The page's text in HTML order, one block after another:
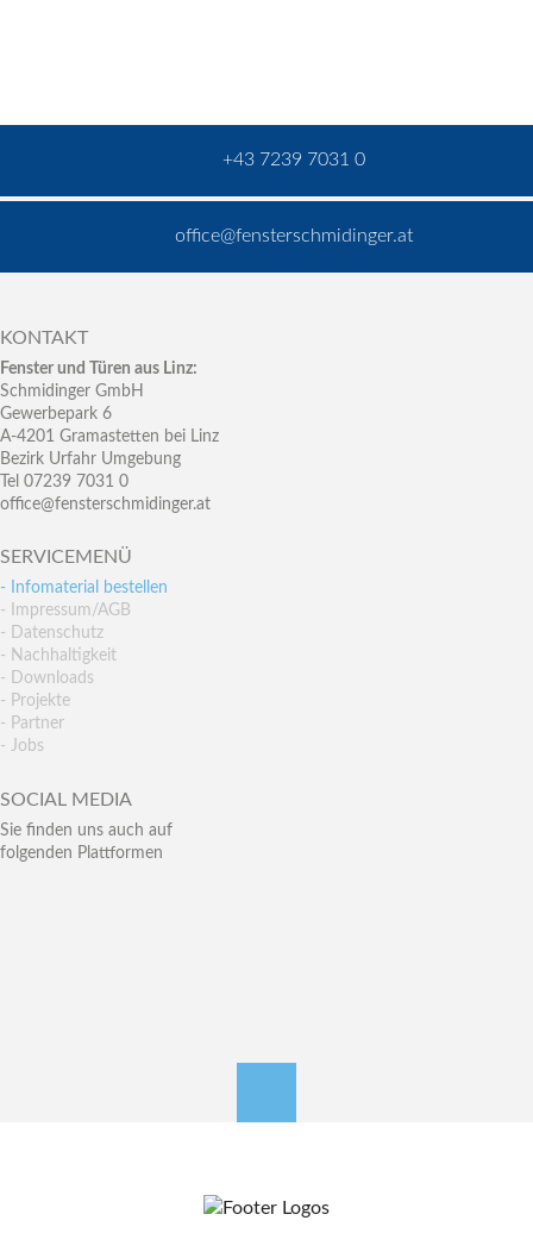
+43 7239 7031 0
office@fensterschmidinger.at
KONTAKT
Fenster und Türen aus Linz:
Schmidinger GmbH
Gewerbepark 6
A-4201 Gramastetten bei Linz
Bezirk Urfahr Umgebung
Tel 07239 7031 0
office@fensterschmidinger.at
SERVICEMENÜ
- Infomaterial bestellen
- Impressum/AGB
- Datenschutz
- Nachhaltigkeit
- Downloads
- Projekte
- Partner
- Jobs
SOCIAL MEDIA
Sie finden uns auch auf
folgenden Plattformen